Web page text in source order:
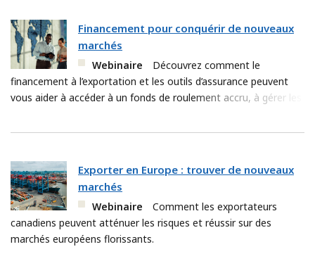
Financement pour conquérir de nouveaux
marchés
Webinaire
Découvrez comment le
financement à l’exportation et les outils d’assurance peuvent
vous aider à accéder à un fonds de roulement accru, à gérer les
Exporter en Europe : trouver de nouveaux
marchés
Webinaire
Comment les exportateurs
canadiens peuvent atténuer les risques et réussir sur des
marchés européens florissants.